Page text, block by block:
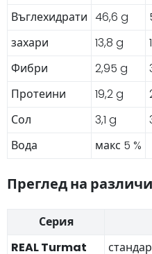
Въглехидрати 46,6 g
захари
13,8 g
Фибри
2,95 g
Протеини
19,2 g
Сол
3,1 g
Вода
макс 5 %
Преглед на
Серия
REAL Turmat